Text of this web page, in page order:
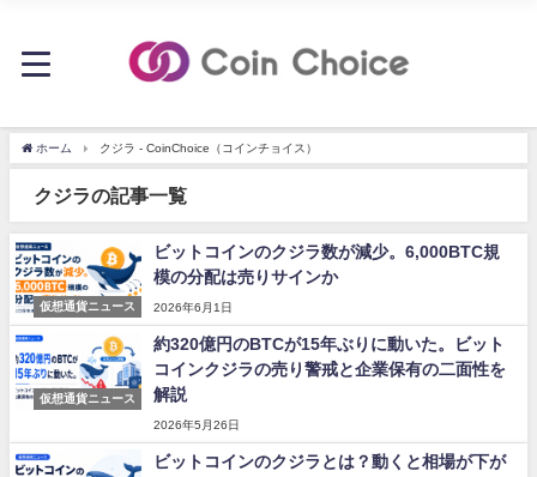
ホーム クジラ - CoinChoice（コインチョイス）
クジラの記事一覧
仮想通貨ニュース
ビットコインのクジラ数が減少。6,000BTC規
模の分配は売りサインか
2026年6月1日
仮想通貨ニュース
約320億円のBTCが15年ぶりに動いた。ビット
コインクジラの売り警戒と企業保有の二面性を
解説
2026年5月26日
ビットコインのクジラとは？動くと相場が下が